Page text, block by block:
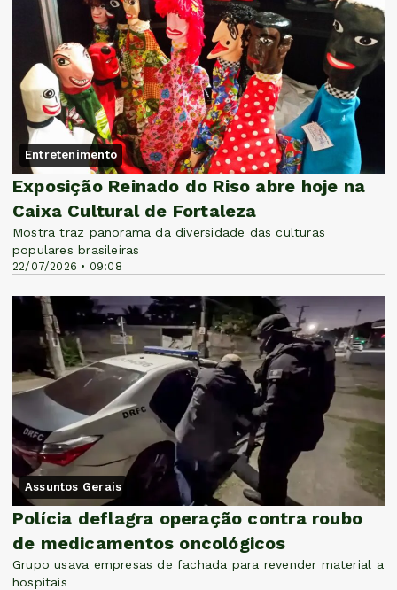
Entretenimento
22/07/2026 • 09:08
Exposição Reinado do Riso abre hoje na
Caixa Cultural de Fortaleza
Mostra traz panorama da diversidade das culturas
populares brasileiras
Assuntos Gerais
Polícia deflagra operação contra roubo
de medicamentos oncológicos
Grupo usava empresas de fachada para revender material a
hospitais